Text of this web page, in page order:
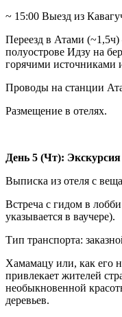
~ 15:00 Выезд из
Переезд в Атами
полуострове Идзу на
горячими
Проводы на станции
Размещение в отелях.
День 5 (Чт):
Выписка из отеля с
Встреча с гидом в
указывается в ваучере).
Тип транспорта:
Хамамацу или, как его
привлекает жителей
необыкновенной
деревьев.